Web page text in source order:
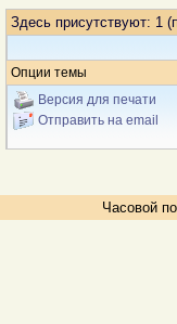
Здесь присутствуют: 1
Опции темы
Версия для печати
Отправить на email
Часовой